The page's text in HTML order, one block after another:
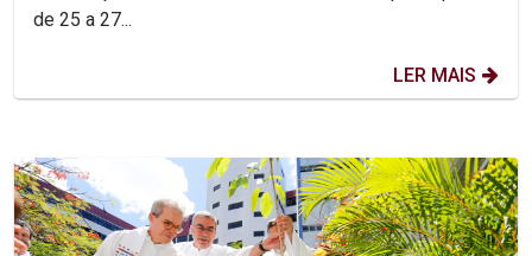
de 25 a 27...
LER MAIS